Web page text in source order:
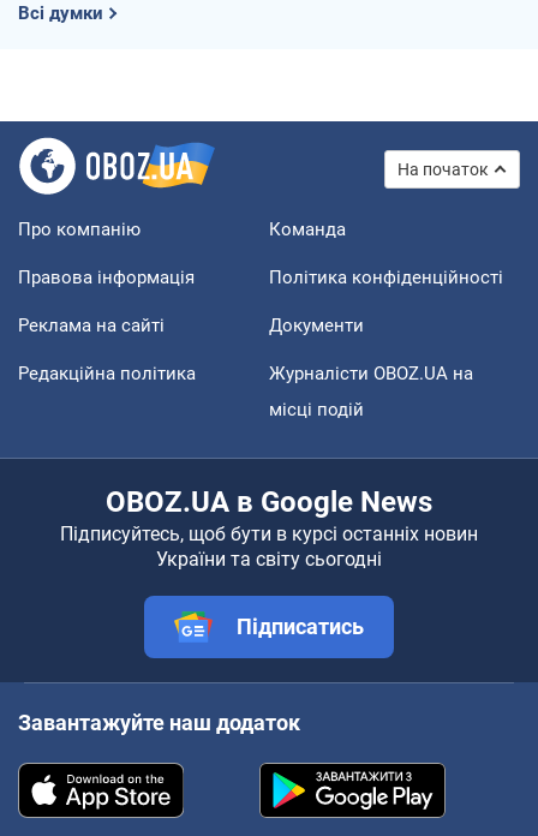
Всі думки
На початок
Про компанію Команда
Правова інформація Політика конфіденційності
Реклама на сайті Документи
Редакційна політика
Журналісти OBOZ.UA на
місці подій
OBOZ.UA в Google News
Підписуйтесь, щоб бути в курсі останніх новин
України та світу сьогодні
Підписатись
Завантажуйте наш додаток